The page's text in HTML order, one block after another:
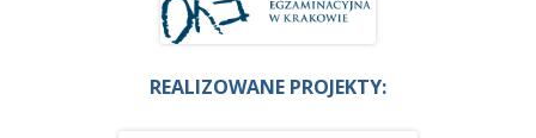
REALIZOWANE PROJEKTY: